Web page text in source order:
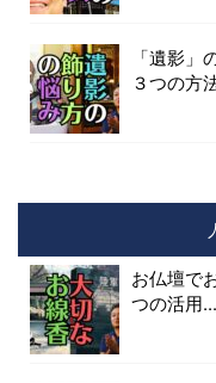
「遺影
３つの方
お仏壇で
つの活用...